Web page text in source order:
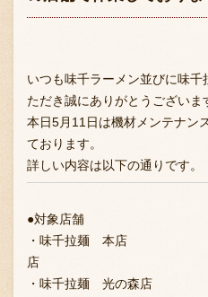
いつも味千ラーメン並びに味
ただき誠にありがとうございま
本日5月11日は機材メンテナン
ております。
詳しい内容は以下の通りです。
●対象店舗
・味千拉麺 本店 ・
店
・味千拉麺 光の森店